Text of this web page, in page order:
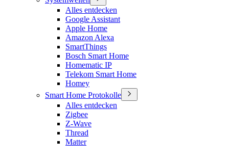
Alles entdecken
Google Assistant
Apple Home
Amazon Alexa
SmartThings
Bosch Smart Home
Homematic IP
Telekom Smart Home
Homey
Smart Home Protokolle
Alles entdecken
Zigbee
Z-Wave
Thread
Matter